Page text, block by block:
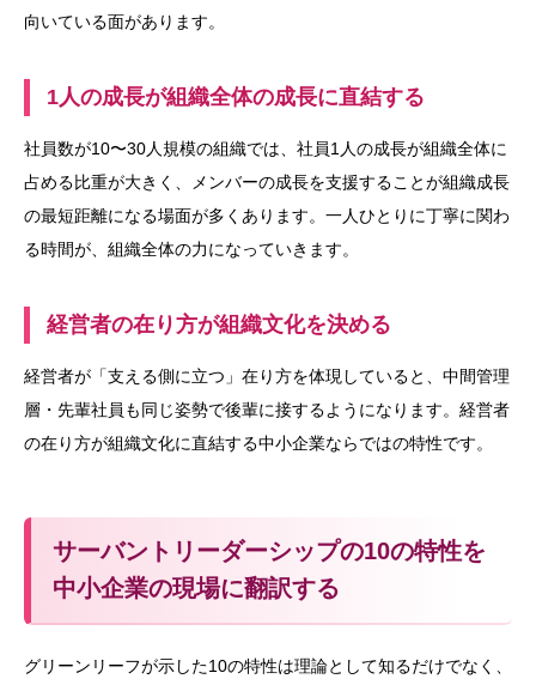
向いている面があります。
1人の成長が組織全体の成長に直結する
社員数が10〜30人規模の組織では、社員1人の成長が組織全体に
占める比重が大きく、メンバーの成長を支援することが組織成長
の最短距離になる場面が多くあります。一人ひとりに丁寧に関わ
る時間が、組織全体の力になっていきます。
経営者の在り方が組織文化を決める
経営者が「支える側に立つ」在り方を体現していると、中間管理
層・先輩社員も同じ姿勢で後輩に接するようになります。経営者
の在り方が組織文化に直結する中小企業ならではの特性です。
サーバントリーダーシップの10の特性を
中小企業の現場に翻訳する
グリーンリーフが示した10の特性は理論として知るだけでなく、